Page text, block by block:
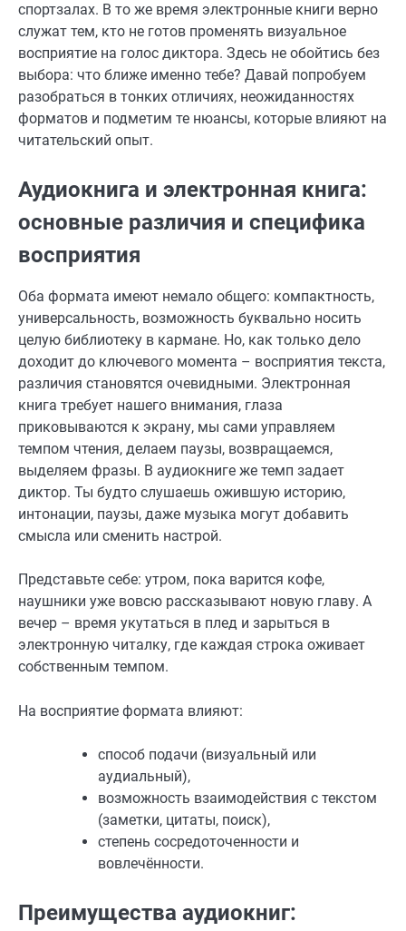
спортзалах. В то же время электронные книги верно
служат тем, кто не готов променять визуальное
восприятие на голос диктора. Здесь не обойтись без
выбора: что ближе именно тебе? Давай попробуем
разобраться в тонких отличиях, неожиданностях
форматов и подметим те нюансы, которые влияют на
читательский опыт.
Аудиокнига и электронная книга:
основные различия и специфика
восприятия
Оба формата имеют немало общего: компактность,
универсальность, возможность буквально носить
целую библиотеку в кармане. Но, как только дело
доходит до ключевого момента – восприятия текста,
различия становятся очевидными. Электронная
книга требует нашего внимания, глаза
приковываются к экрану, мы сами управляем
темпом чтения, делаем паузы, возвращаемся,
выделяем фразы. В аудиокниге же темп задает
диктор. Ты будто слушаешь ожившую историю,
интонации, паузы, даже музыка могут добавить
смысла или сменить настрой.
Представьте себе: утром, пока варится кофе,
наушники уже вовсю рассказывают новую главу. А
вечер – время укутаться в плед и зарыться в
электронную читалку, где каждая строка оживает
собственным темпом.
На восприятие формата влияют:
способ подачи (визуальный или
аудиальный),
возможность взаимодействия с текстом
(заметки, цитаты, поиск),
степень сосредоточенности и
вовлечённости.
Преимущества аудиокниг: